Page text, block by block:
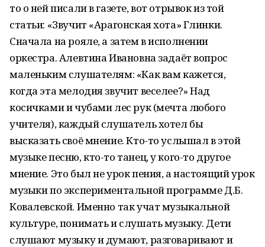
то о ней писали в газете, вот отрывок из той
статьи: «Звучит «Арагонская хота» Глинки.
Сначала на рояле, а затем в исполнении
оркестра. Алевтина Ивановна задаёт вопрос
маленьким слушателям: «Как вам кажется,
когда эта мелодия звучит веселее?» Над
косичками и чубами лес рук (мечта любого
учителя), каждый слушатель хотел бы
высказать своё мнение. Кто-то услышал в этой
музыке песню, кто-то танец, у кого-то другое
мнение. Это был не урок пения, а настоящий урок
музыки по экспериментальной программе Д.Б.
Ковалевской. Именно так учат музыкальной
культуре, понимать и слушать музыку. Дети
слушают музыку и думают, разговаривают и